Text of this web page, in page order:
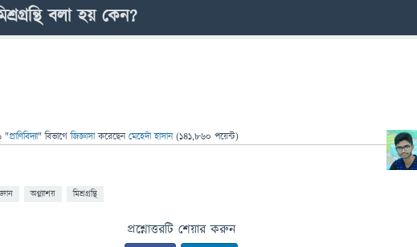
বলা হয় কেন?
"প্রাণিবিদ্যা" বিভাগে জিজ্ঞাসাকরেছেনমেহেদী হাসান (141,860 পয়েন্ট)
অগ্ন্যাশয় মিশ্রগ্রন্থি
প্রশ্নোত্তরটি শেয়ার করুন